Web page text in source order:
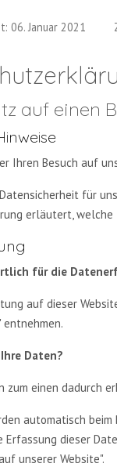
06. Januar 2021
auf einen
Ihren Besuch auf
für
erläutert, welche
für die
auf dieser
Daten?
zum einen dadurch
automatisch
Erfassung dieser
unserer Website".